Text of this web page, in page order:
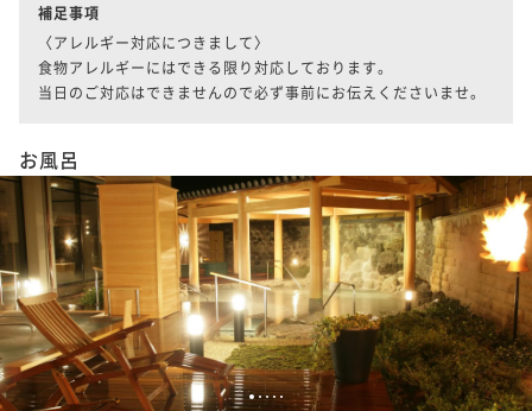
補足事項
〈アレルギー対応につきまして〉
食物アレルギーにはできる限り対応しております。
当日のご対応はできませんので必ず事前にお伝えくださいませ。
お風呂
1234 5